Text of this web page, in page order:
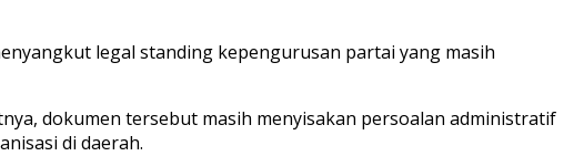
legal standing kepengurusan partai yang masih
dokumen tersebut masih menyisakan persoalan administratif
di daerah.